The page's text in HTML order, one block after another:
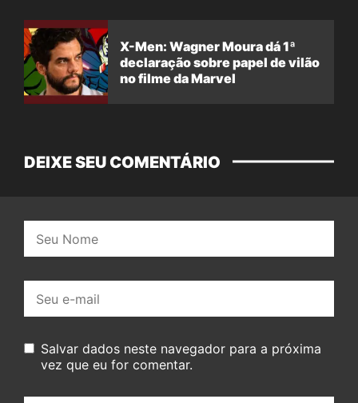
X-Men: Wagner Moura dá 1ª
declaração sobre papel de vilão
no filme da Marvel
DEIXE SEU COMENTÁRIO
mail:
Salvar dados neste navegador para a próxima
vez que eu for comentar.